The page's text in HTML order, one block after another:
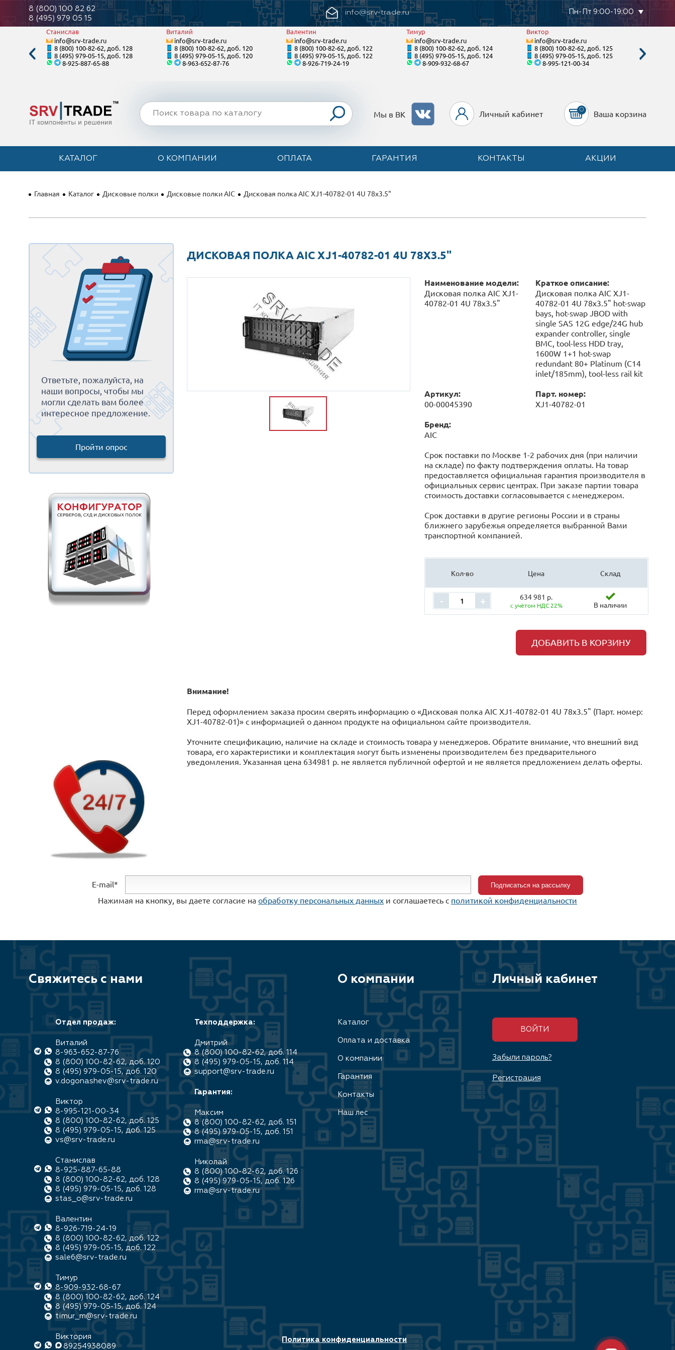
8 (800) 100 82 62
8 (495) 979 05 15
info@srv-trade.ru Пн-Пт 9:00-19:00
Станислав
info@srv-trade.ru
8 (800) 100-82-62, доб. 128
8 (495) 979-05-15, доб. 128
8-925-887-65-88
Виталий
info@srv-trade.ru
8 (800) 100-82-62, доб. 120
8 (495) 979-05-15, доб. 120
8-963-652-87-76
Валентин
info@srv-trade.ru
8 (800) 100-82-62, доб. 122
8 (495) 979-05-15, доб. 122
8-926-719-24-19
Тимур
info@srv-trade.ru
8 (800) 100-82-62, доб. 124
8 (495) 979-05-15, доб. 124
8-909-932-68-67
Виктор
info@srv-trade.ru
8 (800) 100-82-62, доб. 125
8 (495) 979-05-15, доб. 125
8-995-121-00-34
КАТАЛОГ О КОМПАНИИ ОПЛАТА ГАРАНТИЯ КОНТАКТЫ АКЦИИ
Мы в ВК Личный кабинет 0 Ваша корзина
Главная Каталог Дисковые полки Дисковые полки AIC Дисковая полка AIC XJ1-40782-01 4U 78x3.5"
Ответьте, пожалуйста, на
наши вопросы, чтобы мы
могли сделать вам более
интересное предложение.
Пройти опрос
ДИСКОВАЯ ПОЛКА AIC XJ1-40782-01 4U 78X3.5"
Наименование модели:
Дисковая полка AIC XJ1-
40782-01 4U 78x3.5"
Краткое описание:
Дисковая полка AIC XJ1-
40782-01 4U 78x3.5" hot-swap
bays, hot-swap JBOD with
single SAS 12G edge/24G hub
expander controller, single
BMC, tool-less HDD tray,
1600W 1+1 hot-swap
redundant 80+ Platinum (C14
inlet/185mm), tool-less rail kit
Артикул:
00-00045390
Парт. номер:
XJ1-40782-01
Бренд:
AIC
Срок поставки по Москве 1-2 рабочих дня (при наличии
на складе) по факту подтверждения оплаты. На товар
предоставляется официальная гарантия производителя в
официальных сервис центрах. При заказе партии товара
стоимость доставки согласовывается с менеджером.
Срок доставки в другие регионы России и в страны
ближнего зарубежья определяется выбранной Вами
транспортной компанией.
Кол-во Цена Склад
- + 634 981 р.
с учётом НДС 22% В наличии
ДОБАВИТЬ В КОРЗИНУ
Внимание!
Перед оформлением заказа просим сверять информацию о «Дисковая полка AIC XJ1-40782-01 4U 78x3.5" (Парт. номер:
XJ1-40782-01)» с информацией o данном продукте на официальном сайте производителя.
Уточните спецификацию, наличие на складе и стоимость товара у менеджеров. Обратите внимание, что внешний вид
товара, его характеристики и комплектация могут быть изменены производителем без предварительного
уведомления. Указанная цена 634981 р. не является публичной офертой и не является предложением делать оферты.
E-mail*
Нажимая на кнопку, вы даете согласие на обработку персональных данных и соглашаетесь c политикой конфиденциальности
Свяжитесь с нами
Отдел продаж:
Виталий
8-963-652-87-76
8 (800) 100-82-62, доб. 120
8 (495) 979-05-15, доб. 120
v.dogonashev@srv-trade.ru
Виктор
8-995-121-00-34
8 (800) 100-82-62, доб. 125
8 (495) 979-05-15, доб. 125
vs@srv-trade.ru
Станислав
8-925-887-65-88
8 (800) 100-82-62, доб. 128
8 (495) 979-05-15, доб. 128
stas_o@srv-trade.ru
Валентин
8-926-719-24-19
8 (800) 100-82-62, доб. 122
8 (495) 979-05-15, доб. 122
sale6@srv-trade.ru
Тимур
8-909-932-68-67
8 (800) 100-82-62, доб. 124
8 (495) 979-05-15, доб. 124
timur_m@srv-trade.ru
Виктория
89254938089
Техподдержка:
Дмитрий
8 (800) 100-82-62, доб. 114
8 (495) 979-05-15, доб. 114
support@srv-trade.ru
Гарантия:
Максим
8 (800) 100-82-62, доб. 151
8 (495) 979-05-15, доб. 151
rma@srv-trade.ru
Николай
8 (800) 100-82-62, доб. 126
8 (495) 979-05-15, доб. 126
rma@srv-trade.ru
О компании
Каталог
Оплата и доставка
О компании
Гарантия
Контакты
Наш лес
Личный кабинет
ВОЙТИ
Забыли пароль?
Регистрация
Политика конфиденциальности